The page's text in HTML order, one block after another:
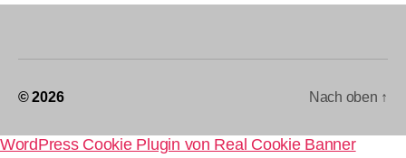
© 2026 Nach oben ↑
WordPress Cookie Plugin von Real Cookie Banner